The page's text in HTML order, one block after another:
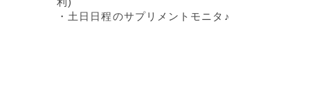
・土日日程のサプリメントモニタ♪